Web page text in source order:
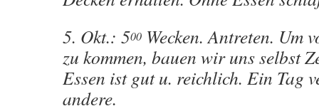
5. Okt.: 500 Wecken. Antreten. Um
zu kommen, bauen wir uns selbst
Essen ist gut u. reichlich. Ein Tag
andere.